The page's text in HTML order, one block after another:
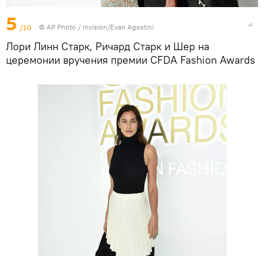
5 /10 © AP Photo / Invision/Evan Agostini
Лори Линн Старк, Ричард Старк и Шер на
церемонии вручения премии CFDA Fashion Awards